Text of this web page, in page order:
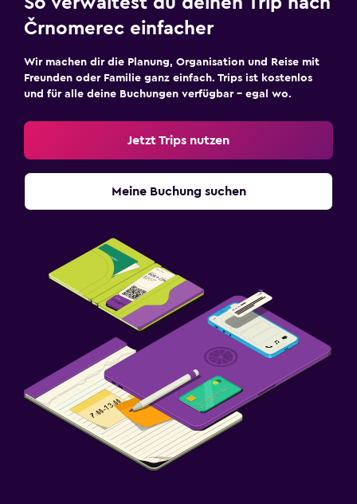
Črnomerec einfacher
Wir machen dir die Planung, Organisation und Reise mit
Freunden oder Familie ganz einfach. Trips ist kostenlos
und für alle deine Buchungen verfügbar – egal wo.
Jetzt Trips nutzen
Meine Buchung suchen